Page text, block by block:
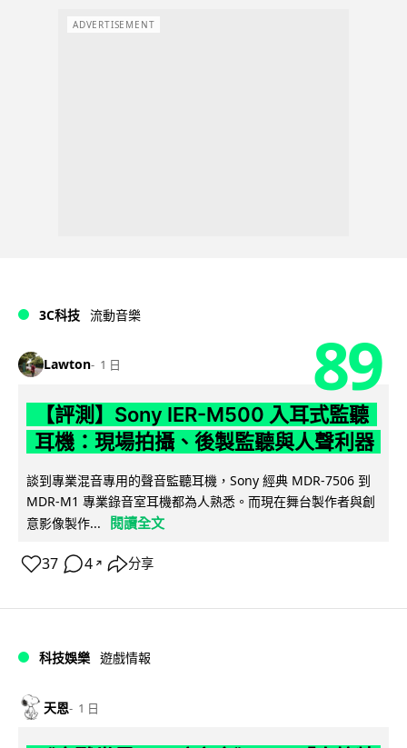
ADVERTISEMENT
3C科技 流動音樂
Lawton 1 日 89
【評測】Sony IER-M500 入耳式監聽
耳機：現場拍攝、後製監聽與人聲利器
談到專業混音專用的聲音監聽耳機，Sony 經典 MDR-7506 到
MDR-M1 專業錄音室耳機都為人熟悉。而現在舞台製作者與創
意影像製作...
閱讀全文
37 4 ↗ 分享
科技娛樂 遊戲情報
天恩 1 日